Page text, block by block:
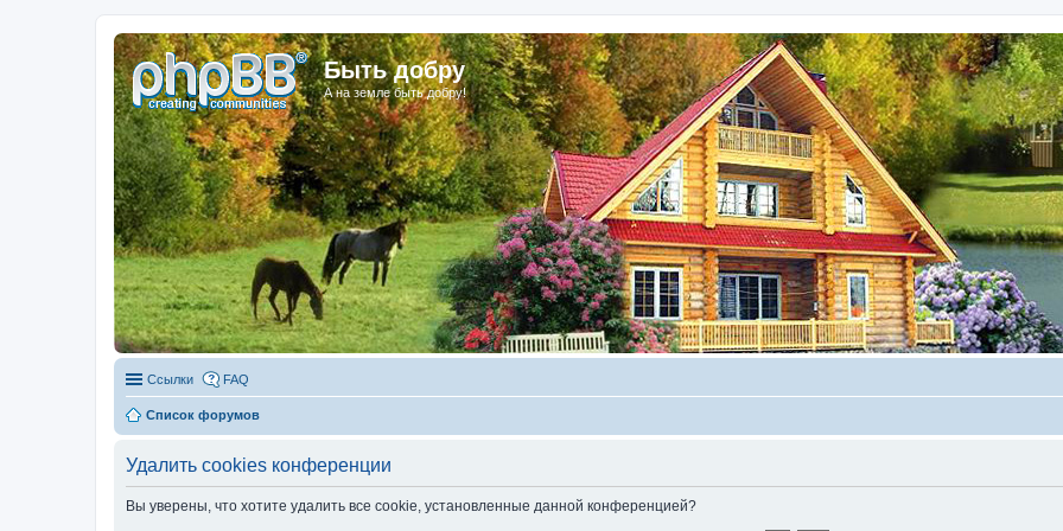
Быть добру
А на земле быть добру!
Ссылки FAQ
Список форумов
Удалить cookies конференции
Вы уверены, что хотите удалить все cookie, установленные данной конференцией?